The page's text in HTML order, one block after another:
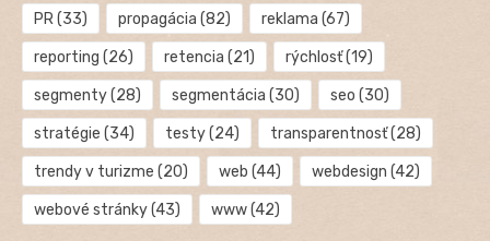
PR(33) propagácia (82) reklama (67)
reporting (26) retencia (21) rýchlosť(19)
segmenty(28) segmentácia (30) seo (30)
stratégie (34) testy(24) transparentnosť(28)
trendy v turizme (20) web (44) webdesign (42)
webové stránky(43) www(42)